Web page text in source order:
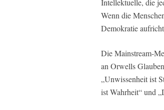
Intellektuelle, die
Wenn die
Demokratie
Die Mainstream-
an Orwells
„Unwissenheit ist
ist Wahrheit“ und